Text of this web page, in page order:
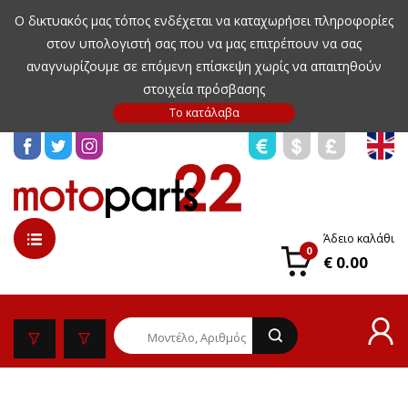
Ο δικτυακός μας τόπος ενδέχεται να καταχωρήσει πληροφορίες
στον υπολογιστή σας που να μας επιτρέπουν να σας
αναγνωρίζουμε σε επόμενη επίσκεψη χωρίς να απαιτηθούν
στοιχεία πρόσβασης
0
Άδειο καλάθι
€ 0.00